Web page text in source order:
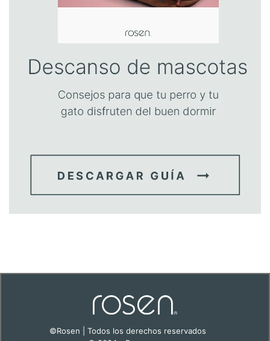
©Rosen | Todos los derechos reservados